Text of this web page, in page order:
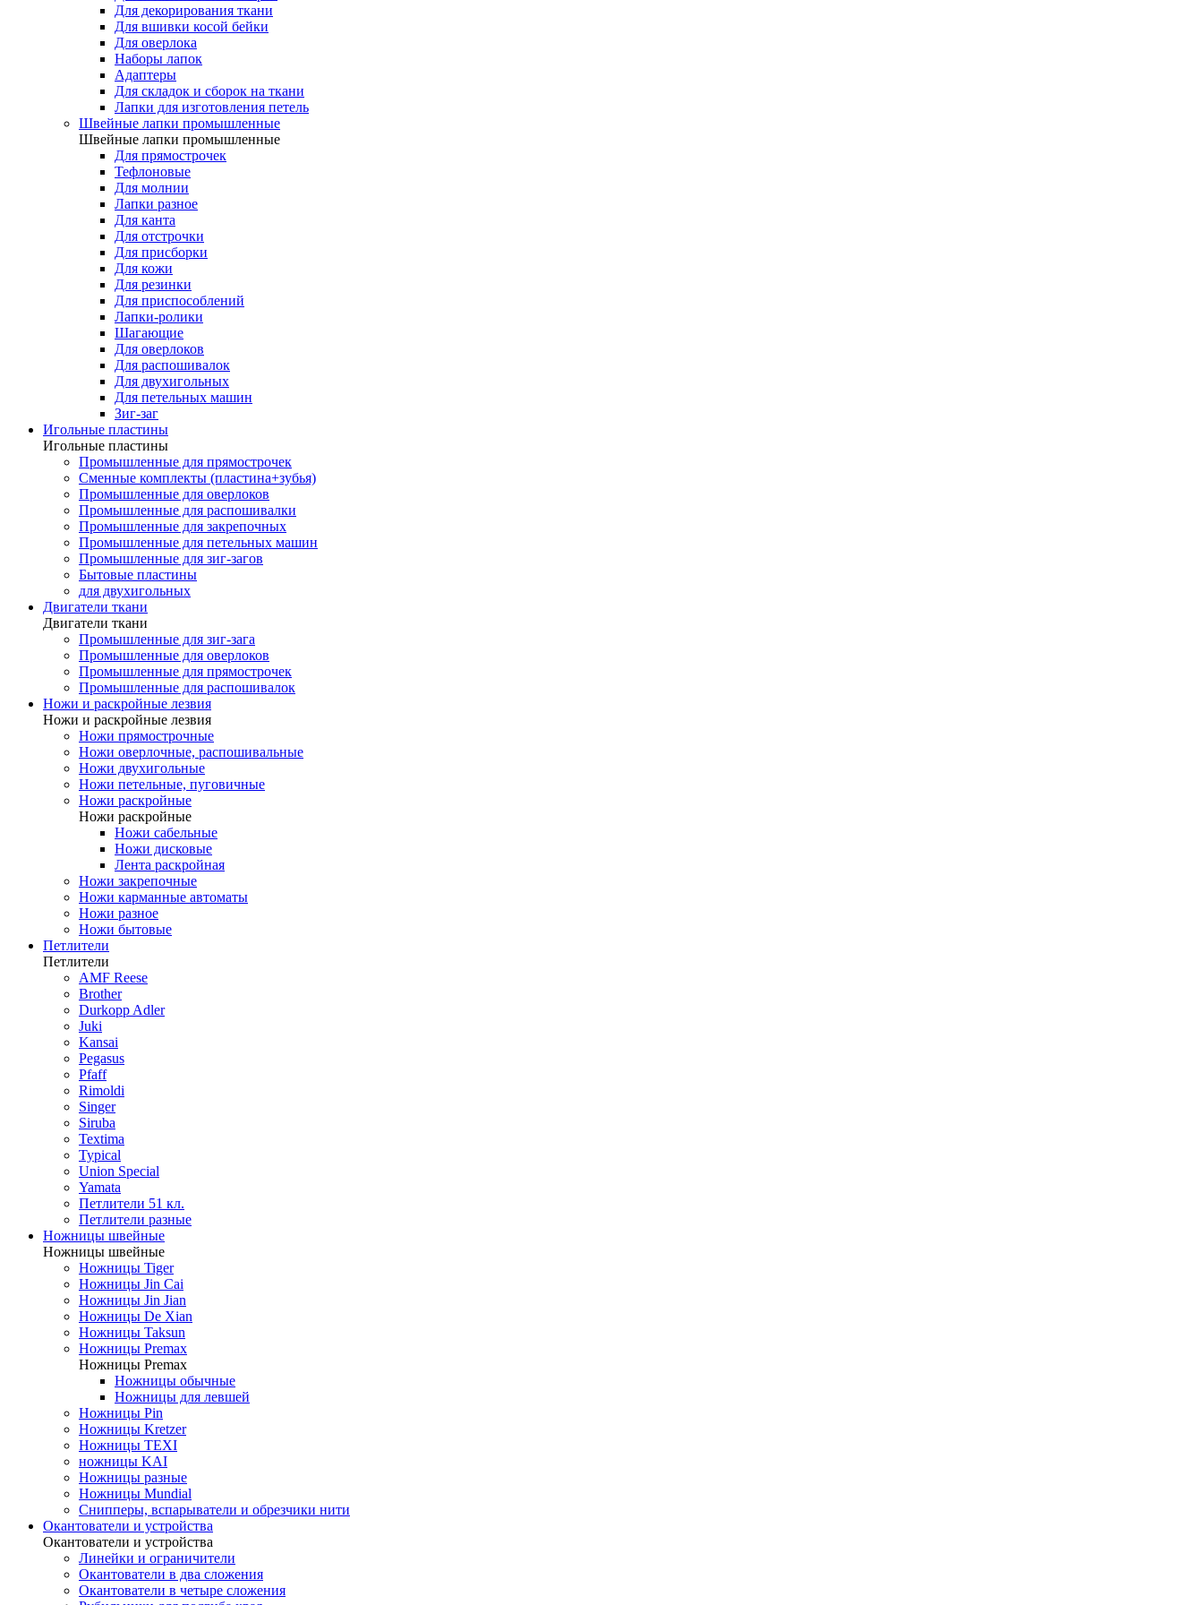
Для декорирования ткани
Для вшивки косой бейки
Для оверлока
Наборы лапок
Адаптеры
Для складок и сборок на ткани
Лапки для изготовления петель
Швейные лапки промышленные
Швейные лапки промышленные
Для прямострочек
Тефлоновые
Для молнии
Лапки разное
Для канта
Для отстрочки
Для присборки
Для кожи
Для резинки
Для приспособлений
Лапки-ролики
Шагающие
Для оверлоков
Для распошивалок
Для двухигольных
Для петельных машин
Зиг-заг
Игольные пластины
Игольные пластины
Промышленные для прямострочек
Сменные комплекты (пластина+зубья)
Промышленные для оверлоков
Промышленные для распошивалки
Промышленные для закрепочных
Промышленные для петельных машин
Промышленные для зиг-загов
Бытовые пластины
для двухигольных
Двигатели ткани
Двигатели ткани
Промышленные для зиг-зага
Промышленные для оверлоков
Промышленные для прямострочек
Промышленные для распошивалок
Ножи и раскройные лезвия
Ножи и раскройные лезвия
Ножи прямострочные
Ножи оверлочные, распошивальные
Ножи двухигольные
Ножи петельные, пуговичные
Ножи раскройные
Ножи раскройные
Ножи сабельные
Ножи дисковые
Лента раскройная
Ножи закрепочные
Ножи карманные автоматы
Ножи разное
Ножи бытовые
Петлители
Петлители
AMF Reese
Brother
Durkopp Adler
Juki
Kansai
Pegasus
Pfaff
Rimoldi
Singer
Siruba
Textima
Typical
Union Special
Yamata
Петлители 51 кл.
Петлители разные
Ножницы швейные
Ножницы швейные
Ножницы Tiger
Ножницы Jin Cai
Ножницы Jin Jian
Ножницы De Xian
Ножницы Taksun
Ножницы Premax
Ножницы Premax
Ножницы обычные
Ножницы для левшей
Ножницы Pin
Ножницы Kretzer
Ножницы TEXI
ножницы KAI
Ножницы разные
Ножницы Mundial
Снипперы, вспарыватели и обрезчики нити
Окантователи и устройства
Окантователи и устройства
Линейки и ограничители
Окантователи в два сложения
Окантователи в четыре сложения